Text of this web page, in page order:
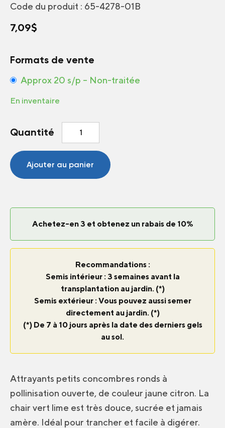
Code du produit : 65-4278-01B
7,09$
Formats de vente
Approx 20 s/p – Non-traitée
En inventaire
Quantité
Concombre
Lemon
Ajouter au panier
Achetez-en 3 et obtenez un rabais de 10%
Recommandations :
Semis intérieur : 3 semaines avant la
transplantation au jardin. (*)
Semis extérieur : Vous pouvez aussi semer
directement au jardin. (*)
(*) De 7 à 10 jours après la date des derniers gels
au sol.
Attrayants petits concombres ronds à
pollinisation ouverte, de couleur jaune citron. La
chair vert lime est très douce, sucrée et jamais
amère. Idéal pour trancher et facile à digérer.